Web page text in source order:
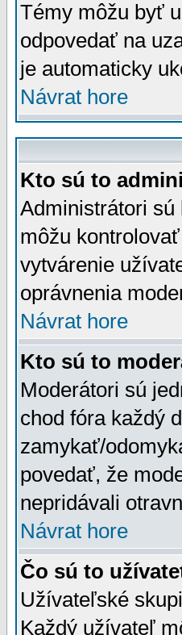
Témy môžu byť
odpovedať na
je automaticky
Návrat hore
Kto sú to
Administrátori
môžu
vytvárenie
oprávnenia
Návrat hore
Kto sú to
Moderátori sú
chod fóra každý
zamykať/
povedať, že
nepridávali
Návrat hore
Čo sú to
Užívateľské
Každý užívateľ